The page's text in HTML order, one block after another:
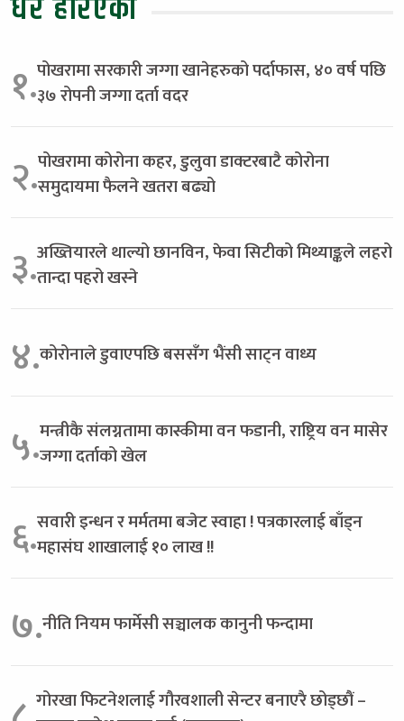
१.पोखरामा सरकारी जग्गा खानेहरुको पर्दाफास, ४० वर्ष पछि
३७ रोपनी जग्गा दर्ता वदर
२.पोखरामा कोरोना कहर, डुलुवा डाक्टरबाटै कोरोना
समुदायमा फैलने खतरा बढ्यो
३.अख्तियारले थाल्यो छानविन, फेवा सिटीको मिथ्याङ्कले लहरो
तान्दा पहरो खस्ने
४.कोरोनाले डुवाएपछि बससँग भैंसी साट्न वाध्य
५.मन्त्रीकै संलग्नतामा कास्कीमा वन फडानी, राष्ट्रिय वन मासेर
जग्गा दर्ताको खेल
६.सवारी इन्धन र मर्मतमा बजेट स्वाहा ! पत्रकारलाई बाँड्न
महासंघ शाखालाई १० लाख !!
७.नीति नियम फार्मेसी सञ्चालक कानुनी फन्दामा
गोरखा फिटनेशलाई गौरवशाली सेन्टर बनाएरै छोड्छौं –